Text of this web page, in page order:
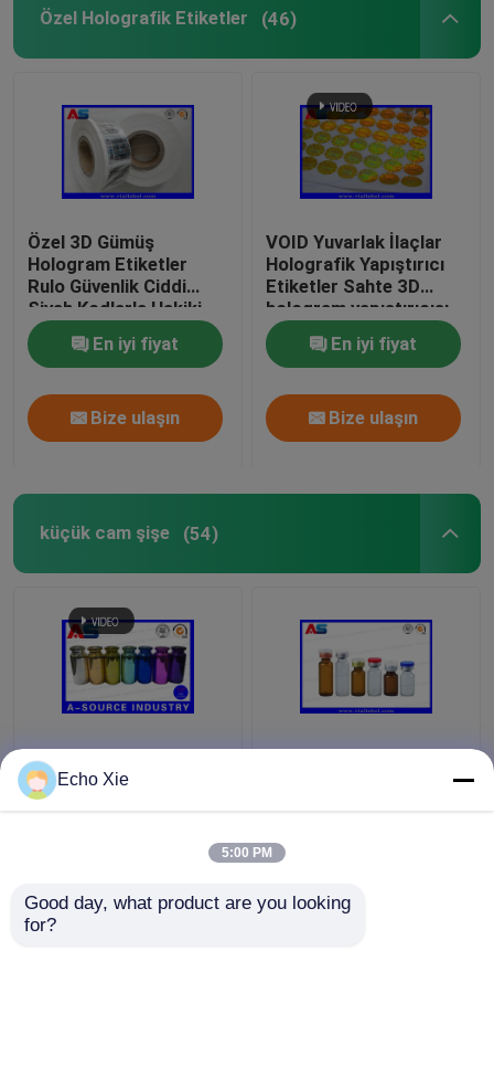
Özel Holografik Etiketler (46)
Özel 3D Gümüş
Hologram Etiketler
Rulo Güvenlik Ciddi
Siyah Kodlarla Hakiki
holografik güvenlik
etiketleriEn iyi fiyat
Bize ulaşın
VOID Yuvarlak İlaçlar
Holografik Yapıştırıcı
Etiketler Sahte 3D
hologram yapıştırıcısı
En iyi fiyat
Bize ulaşın
küçük cam şişe (54)
Renkli Küçük Cam
şişeler Şişeler
Kabartma, 10ml Cam
Echo Xie
5:00 PM
Good day, what product are you looking
for?